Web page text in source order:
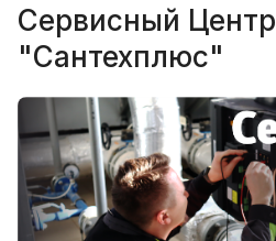
Сервисный Центр
"Сантехплюс"